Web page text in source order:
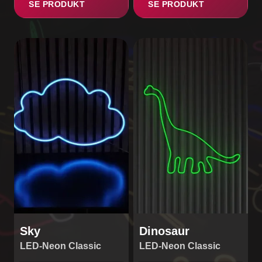
SE PRODUKT SE PRODUKT
Sky
LED-Neon Classic
Dinosaur
LED-Neon Classic